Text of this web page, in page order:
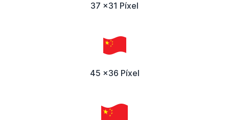
37 x31 Píxel
45 x36 Píxel